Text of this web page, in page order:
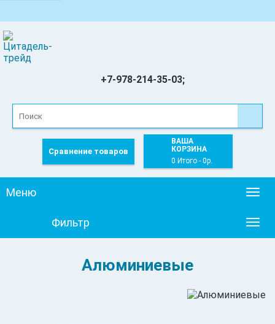
+7-978-214-35-03;
Сравнение товаров
ВАША
КОРЗИНА
0 Итого - 0р.
Меню
Фильтр
Алюминиевые